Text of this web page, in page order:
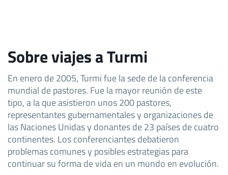
Sobre viajes a Turmi
En enero de 2005, Turmi fue la sede de la conferencia
mundial de pastores. Fue la mayor reunión de este
tipo, a la que asistieron unos 200 pastores,
representantes gubernamentales y organizaciones de
las Naciones Unidas y donantes de 23 países de cuatro
continentes. Los conferenciantes debatieron
problemas comunes y posibles estrategias para
continuar su forma de vida en un mundo en evolución.